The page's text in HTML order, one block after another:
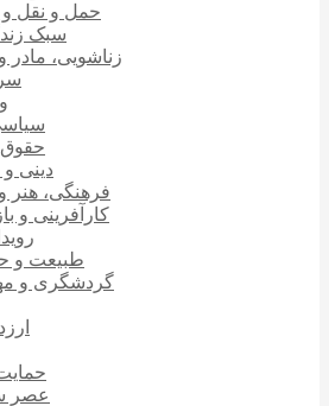
حمل و نقل و
سبک
زناشویی، مادر
دینی
فرهنگی، هنر
کارآفرینی و
طبیعت و
گردشگری و
عصر